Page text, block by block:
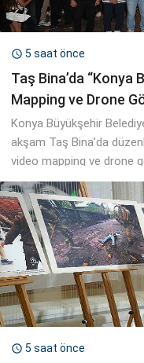
 5 saat önce
Taş Bina’da “Konya
Mapping ve Drone
Konya Büyükşehir
akşam Taş Bina’da
video mapping ve drone
 5 saat önce